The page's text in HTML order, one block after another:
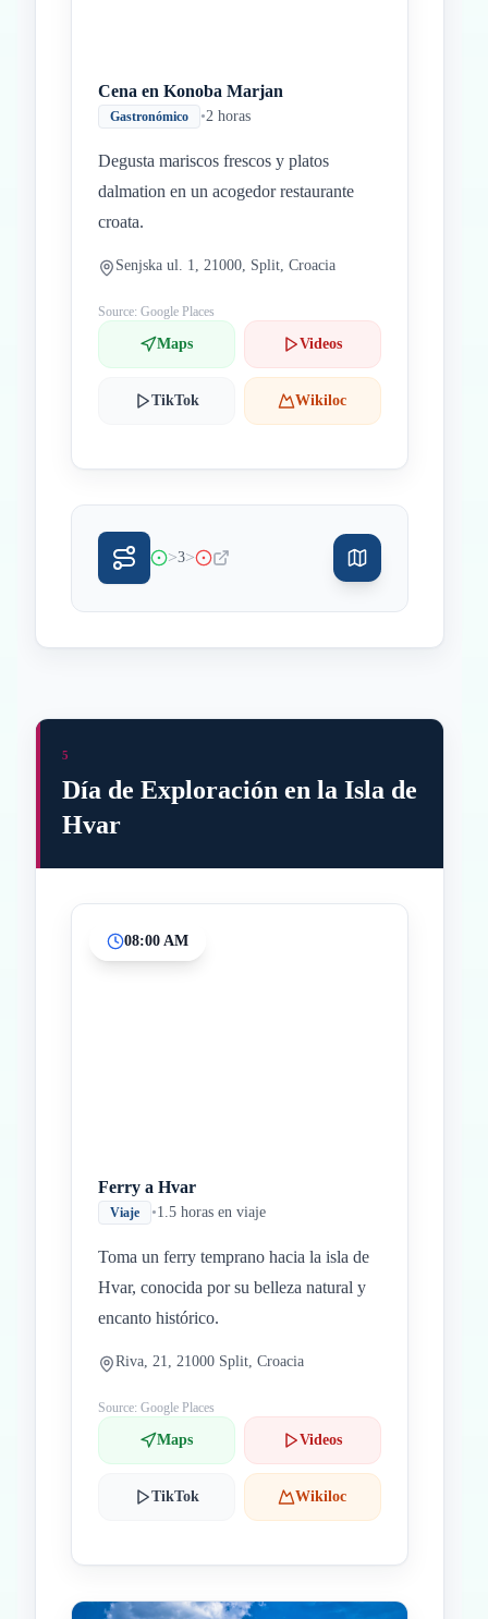
Cena en Konoba Marjan
Gastronómico •2 horas
Degusta mariscos frescos y platos
dalmation en un acogedor restaurante
croata.
Senjska ul. 1, 21000, Split, Croacia
Source: Google Places
Maps Videos
TikTok Wikiloc
>3>
5
Día de Exploración en la Isla de
Hvar
08:00 AM
Ferry a Hvar
Viaje •1.5 horas en viaje
Toma un ferry temprano hacia la isla de
Hvar, conocida por su belleza natural y
encanto histórico.
Riva, 21, 21000 Split, Croacia
Source: Google Places
Maps Videos
TikTok Wikiloc